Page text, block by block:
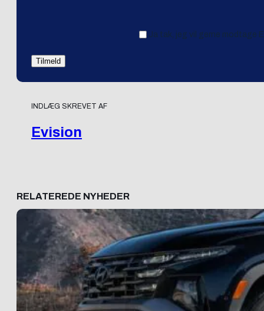
Ja tak, jeg vil gerne modtage
INDLÆG SKREVET AF
Evision
RELATEREDE NYHEDER